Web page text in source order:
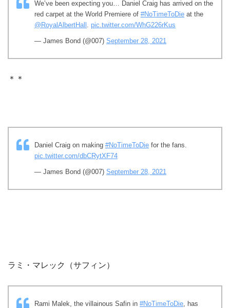
We’ve been expecting you… Daniel Craig has arrived on the
red carpet at the World Premiere of #NoTimeToDie at the
@RoyalAlbertHall
pic.twitter.com/WhG226rKus
— James Bond (@007) September 28, 2021
＊＊
Daniel Craig on making #NoTimeToDie for the fans.
pic.twitter.com/dbCRytXF74
— James Bond (@007) September 28, 2021
ラミ・マレック（サフィン）
Rami Malek, the villainous Safin in #NoTimeToDie , has